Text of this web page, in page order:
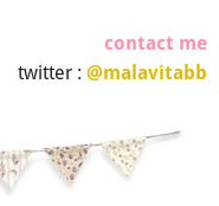
contact me
twitter : @malavitabb